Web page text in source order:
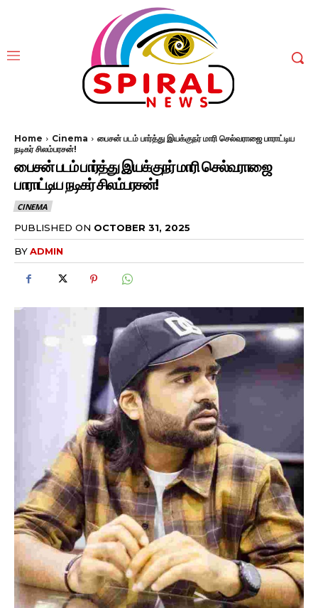
Home Cinema
பைசன் படம் பார்த்து இயக்குநர் மாரி செல்வராஜை பாராட்டிய
நடிகர் சிலம்பரசன்!
பைசன் படம் பார்த்து இயக்குநர் மாரி செல்வராஜை
பாராட்டிய நடிகர் சிலம்பரசன்!
CINEMA
PUBLISHED ON OCTOBER 31, 2025
BYADMIN